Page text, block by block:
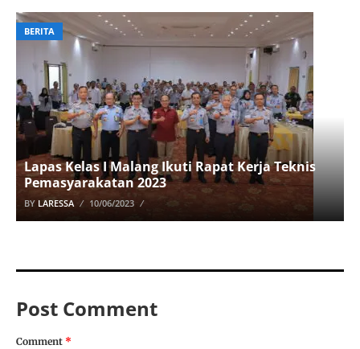
BERITA
Lapas Kelas I Malang Ikuti Rapat Kerja Teknis
Pemasyarakatan 2023
BY LARESSA 10/06/2023
Post Comment
Comment *